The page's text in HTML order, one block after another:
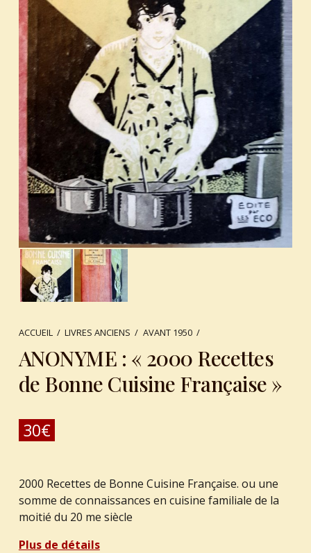
ACCUEIL / LIVRES ANCIENS / AVANT 1950 /
ANONYME : « 2000 Recettes
de Bonne Cuisine Française »
30€
2000 Recettes de Bonne Cuisine Française. ou une
somme de connaissances en cuisine familiale de la
moitié du 20 me siècle
Plus de détails